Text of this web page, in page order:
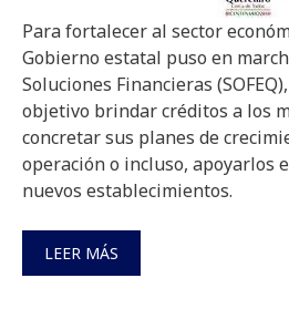
Para fortalecer al sector
Gobierno estatal puso en
Soluciones Financieras
objetivo brindar créditos a los
concretar sus planes de
operación o incluso, apoyarlos
nuevos establecimientos.
LEER MÁS